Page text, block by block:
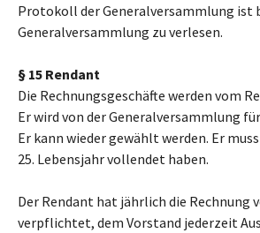
Protokoll der Generalversammlung ist
Generalversammlung zu verlesen.
§ 15 Rendant
Die Rechnungsgeschäfte werden vom
Er wird von der Generalversammlung
Er kann wieder gewählt werden. Er
25. Lebensjahr vollendet haben.
Der Rendant hat jährlich die Rechnung
verpflichtet, dem Vorstand jederzeit